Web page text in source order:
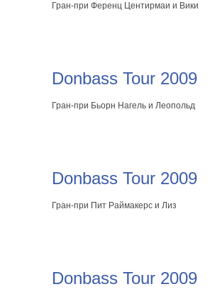
Гран-при Ференц Центирмаи и Вики
Donbass Tour 2009
Гран-при Бьорн Нагель и Леопольд
Donbass Tour 2009
Гран-при Пит Раймакерс и Лиз
Donbass Tour 2009